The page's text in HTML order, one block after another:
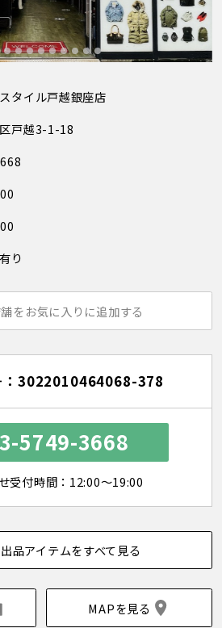
タイル戸越銀座店
戸越3-1-18
り
をお気に入りに追加する
：3022010464068-378
5749-3668
受付時間：12:00～19:00
品アイテムをすべて見る
MAPを見る